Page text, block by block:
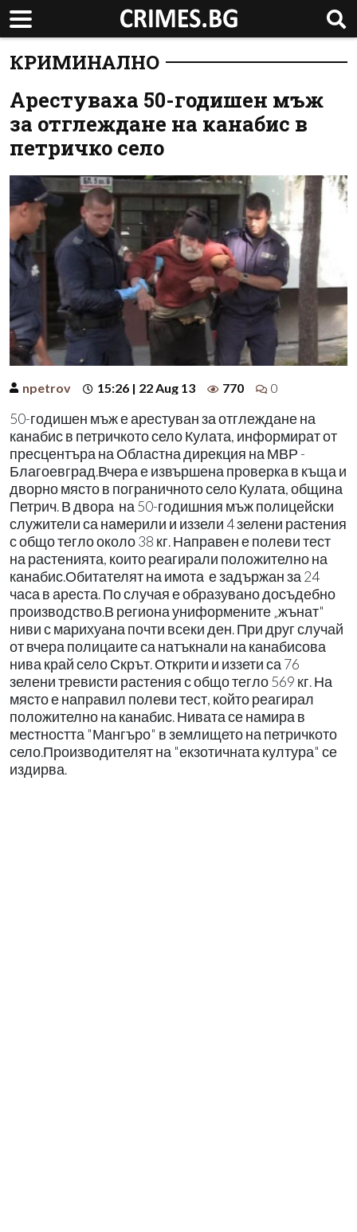
КРИМИНАЛНО
Арестуваха 50-годишен мъж
за отглеждане на канабис в
петричко село
npetrov 15:26 | 22 Aug 13 770 0
50-годишен мъж е арестуван за отглеждане на
канабис в петричкото село Кулата, информират от
пресцентъра на Областна дирекция на МВР -
Благоевград.Вчера е извършена проверка в къща и
дворно място в пограничното село Кулата, община
Петрич. В двора на 50-годишния мъж полицейски
служители са намерили и иззели 4 зелени растения
с общо тегло около 38 кг. Направен е полеви тест
на растенията, които реагирали положително на
канабис.Обитателят на имота е задържан за 24
часа в ареста. По случая е образувано досъдебно
производство.В региона униформените „жънат"
ниви с марихуана почти всеки ден. При друг случай
от вчера полицаите са натъкнали на канабисова
нива край село Скрът. Открити и иззети са 76
зелени тревисти растения с общо тегло 569 кг. На
място е направил полеви тест, който реагирал
положително на канабис. Нивата се намира в
местността "Мангъро" в землището на петричкото
село.Производителят на "екзотичната култура" се
издирва.